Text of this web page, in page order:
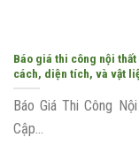
Báo giá thi công nội
cách, diện tích, và vật
Báo Giá Thi Công
Cập...